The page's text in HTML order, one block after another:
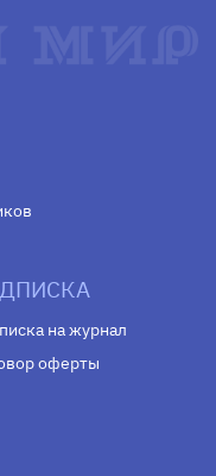
на журнал
оферты